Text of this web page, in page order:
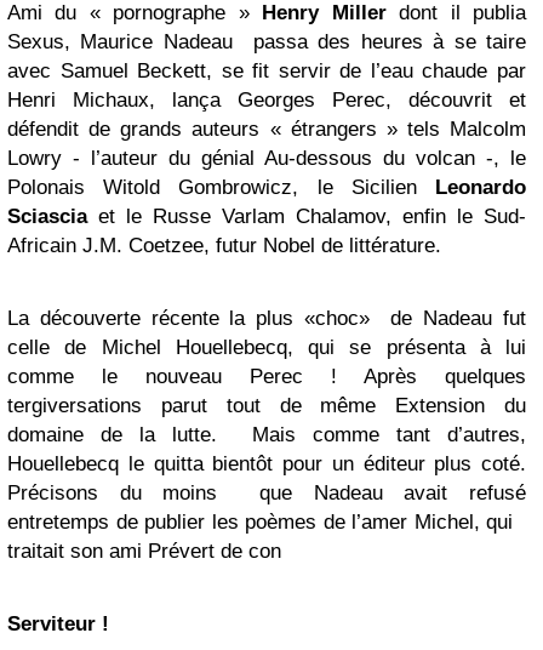
Ami du « pornographe » Henry Millerdont il publia
Sexus, Maurice Nadeau passa des heures à se taire
avec Samuel Beckett, se fit servir de l’eau chaude par
Henri Michaux, lança Georges Perec, découvrit et
défendit de grands auteurs « étrangers » tels Malcolm
Lowry - l’auteur du génial Au-dessous du volcan -, le
Polonais Witold Gombrowicz, le Sicilien Leonardo
Sciasciaet le Russe Varlam Chalamov, enfin le Sud-
Africain J.M. Coetzee, futur Nobel de littérature.
La découverte récente la plus «choc» de Nadeau fut
celle de Michel Houellebecq, qui se présenta à lui
comme le nouveau Perec ! Après quelques
tergiversations parut tout de même Extension du
domaine de la lutte. Mais comme tant d’autres,
Houellebecq le quitta bientôt pour un éditeur plus coté.
Précisons du moins que Nadeau avait refusé
entretemps de publier les poèmes de l’amer Michel, qui
traitait son ami Prévert de con
Serviteur !